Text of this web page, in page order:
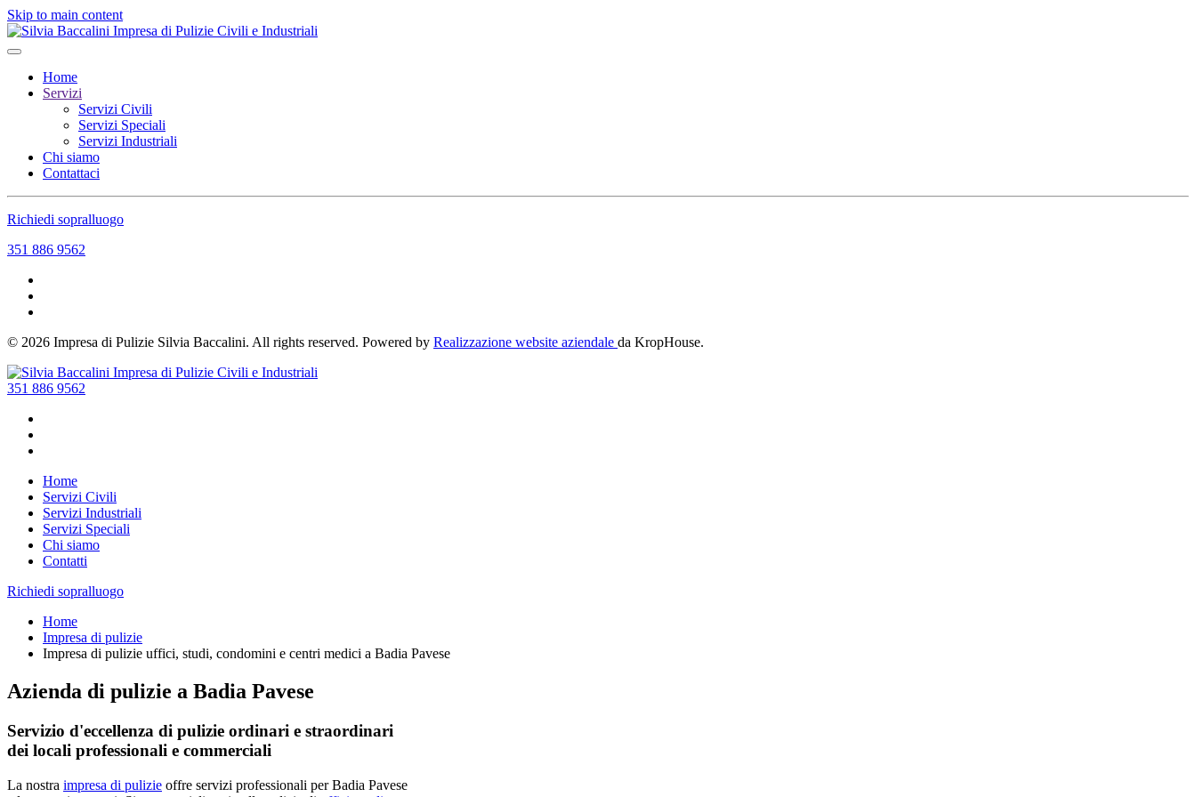
Skip to main content
Home
Servizi
Servizi Civili
Servizi Speciali
Servizi Industriali
Chi siamo
Contattaci
Richiedi sopralluogo
351 886 9562
© 2026 Impresa di Pulizie Silvia Baccalini. All rights reserved. Powered by Realizzazione website aziendale da KropHouse.
351 886 9562
Home
Servizi Civili
Servizi Industriali
Servizi Speciali
Chi siamo
Contatti
Richiedi sopralluogo
Home
Impresa di pulizie
Impresa di pulizie uffici, studi, condomini e centri medici a Badia Pavese
Azienda di pulizie a Badia Pavese
Servizio d'eccellenza di pulizie ordinari e straordinari
dei locali professionali e commerciali
La nostra impresa di pulizie offre servizi professionali per Badia Pavese